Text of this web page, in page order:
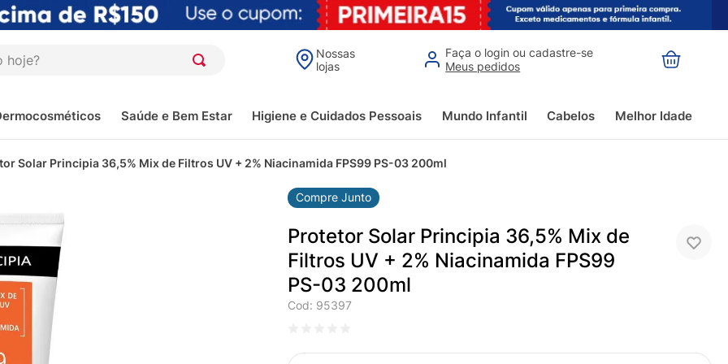
Nossas
lojas
Faça o login ou cadastre-se
Meus pedidos
Saúde e Bem Estar Higiene e Cuidados Pessoais Mundo Infantil Cabelos Melhor Idade
Solar Principia 36,5% Mix de Filtros UV + 2% Niacinamida FPS99 PS-03 200ml
Compre Junto
Protetor Solar Principia 36,5% Mix de
Filtros UV + 2% Niacinamida FPS99
PS-03 200ml
Cod: 95397